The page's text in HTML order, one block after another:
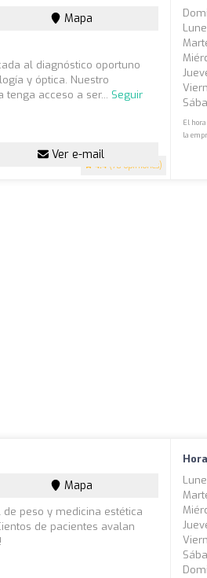
4.4 (78 opiniones)
Mapa
al diagnóstico oportuno
y óptica. Nuestro
acceso a ser... Seguir
Ver e-mail
El
la
Mapa
peso y medicina estética
de pacientes avalan